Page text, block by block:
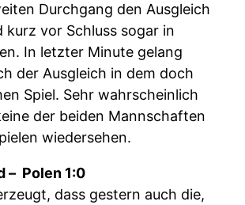
Durchgang den Ausgleich
kurz vor Schluss sogar in
In letzter Minute gelang
der Ausgleich in dem doch
Spiel. Sehr wahrscheinlich
der beiden Mannschaften
wiedersehen.
– Polen 1:0
dass gestern auch die,